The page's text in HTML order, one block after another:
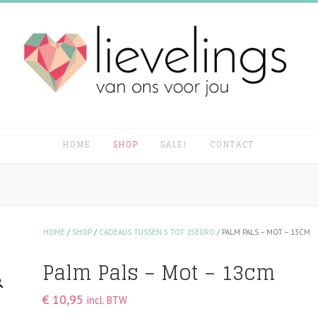
HOME SHOP SALE! CONTACT
HOME / SHOP / CADEAUS TUSSEN 5 TOT 15EURO / PALM PALS – MOT – 13CM
Palm Pals – Mot – 13cm
€10,95 incl. BTW